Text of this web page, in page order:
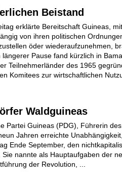
Beistand
erklärte Bereitschaft Guineas,
von ihren politischen
öder wiederaufzunehmen,
längerer Pause fand kürzlich in
Teilnehmerländer des 1965
Komitees zur wirtschaftlichen
Waldguineas
Partei Guineas (PDG), Führerin
Jahren erreichte
Ende September, den
Sie nannte als Hauptaufgaben der
der Revolution, ...